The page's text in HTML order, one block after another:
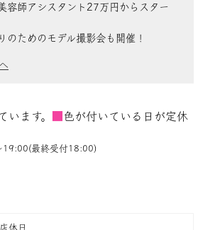
容師アシスタント27万円からスター
のためのモデル撮影会も開催！
います。
色が付いている日が定休
最終受付18:00)
店休日